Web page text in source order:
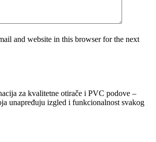
and website in this browser for the next
za kvalitetne otirače i PVC podove –
unapređuju izgled i funkcionalnost svakog